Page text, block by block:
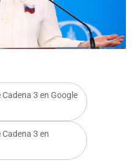
3 en Google
3 en